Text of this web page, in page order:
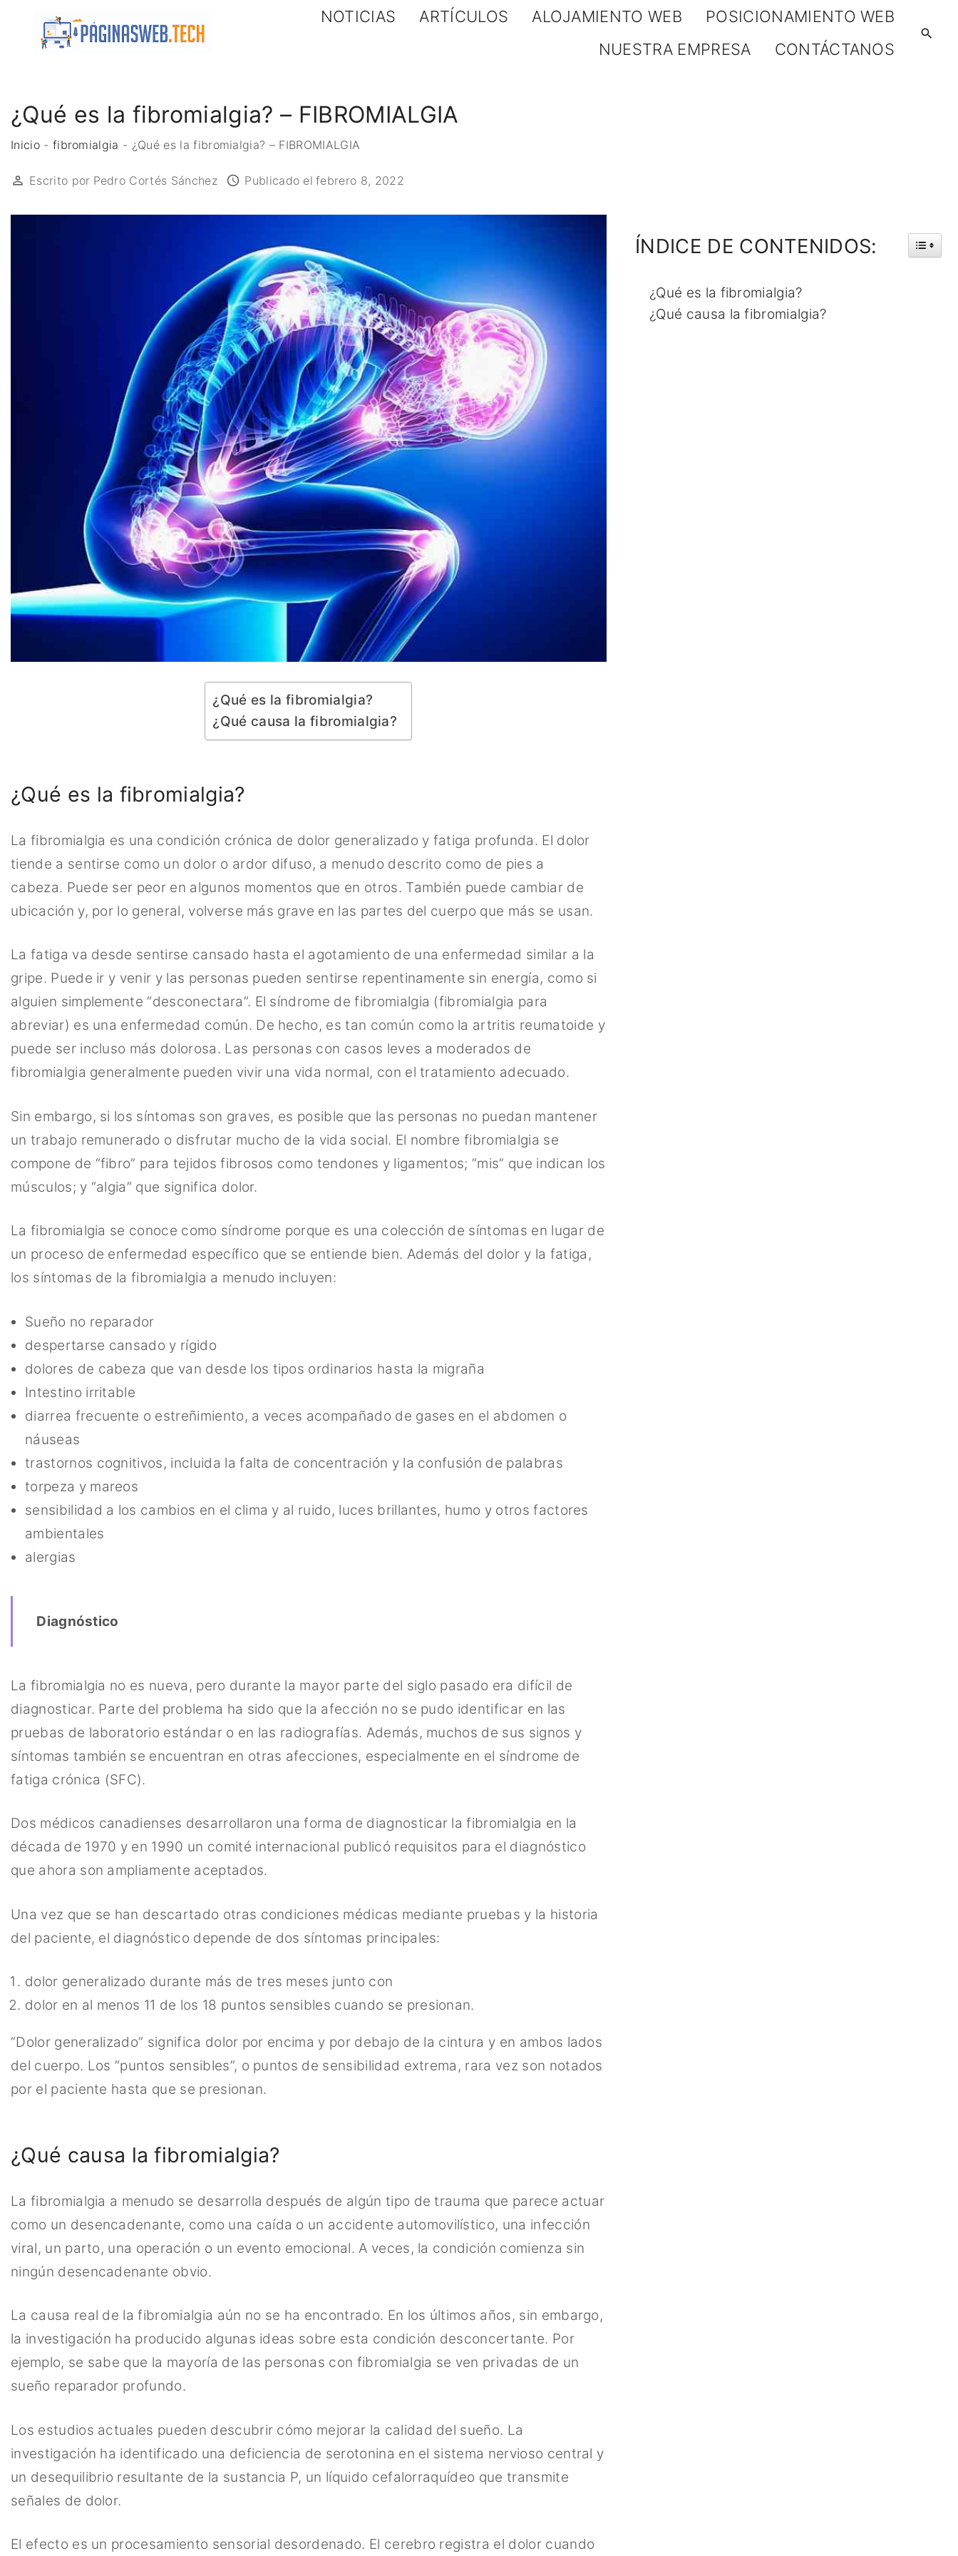
NOTICIAS ARTÍCULOS ALOJAMIENTO WEB
POSICIONAMIENTO WEB
NUESTRA EMPRESA
CONTÁCTANOS
¿Qué es la fibromialgia? – FIBROMIALGIA
Inicio- fibromialgia - ¿Qué es la fibromialgia? – FIBROMIALGIA
Escrito por Pedro Cortés Sánchez Publicado el febrero 8, 2022
¿Qué es la fibromialgia?
¿Qué causa la fibromialgia?
¿Qué es la fibromialgia?
La fibromialgia es una condición crónica de dolor generalizado y fatiga profunda. El dolor
tiende a sentirse como un dolor o ardor difuso, a menudo descrito como de pies a
cabeza. Puede ser peor en algunos momentos que en otros. También puede cambiar de
ubicación y, por lo general, volverse más grave en las partes del cuerpo que más se usan.
La fatiga va desde sentirse cansado hasta el agotamiento de una enfermedad similar a la
gripe. Puede ir y venir y las personas pueden sentirse repentinamente sin energía, como si
alguien simplemente “desconectara”. El síndrome de fibromialgia (fibromialgia para
abreviar) es una enfermedad común. De hecho, es tan común como la artritis reumatoide y
puede ser incluso más dolorosa. Las personas con casos leves a moderados de
fibromialgia generalmente pueden vivir una vida normal, con el tratamiento adecuado.
Sin embargo, si los síntomas son graves, es posible que las personas no puedan mantener
un trabajo remunerado o disfrutar mucho de la vida social. El nombre fibromialgia se
compone de “fibro” para tejidos fibrosos como tendones y ligamentos; “mis” que indican los
músculos; y “algia” que significa dolor.
La fibromialgia se conoce como síndrome porque es una colección de síntomas en lugar de
un proceso de enfermedad específico que se entiende bien. Además del dolor y la fatiga,
los síntomas de la fibromialgia a menudo incluyen:
Sueño no reparador
despertarse cansado y rígido
dolores de cabeza que van desde los tipos ordinarios hasta la migraña
Intestino irritable
diarrea frecuente o estreñimiento, a veces acompañado de gases en el abdomen o
náuseas
trastornos cognitivos, incluida la falta de concentración y la confusión de palabras
torpeza y mareos
sensibilidad a los cambios en el clima y al ruido, luces brillantes, humo y otros factores
ambientales
alergias
Diagnóstico
La fibromialgia no es nueva, pero durante la mayor parte del siglo pasado era difícil de
diagnosticar. Parte del problema ha sido que la afección no se pudo identificar en las
pruebas de laboratorio estándar o en las radiografías. Además, muchos de sus signos y
síntomas también se encuentran en otras afecciones, especialmente en el síndrome de
fatiga crónica (SFC).
Dos médicos canadienses desarrollaron una forma de diagnosticar la fibromialgia en la
década de 1970 y en 1990 un comité internacional publicó requisitos para el diagnóstico
que ahora son ampliamente aceptados.
Una vez que se han descartado otras condiciones médicas mediante pruebas y la historia
del paciente, el diagnóstico depende de dos síntomas principales:
dolor generalizado durante más de tres meses junto con
dolor en al menos 11 de los 18 puntos sensibles cuando se presionan.
“Dolor generalizado” significa dolor por encima y por debajo de la cintura y en ambos lados
del cuerpo. Los “puntos sensibles”, o puntos de sensibilidad extrema, rara vez son notados
por el paciente hasta que se presionan.
¿Qué causa la fibromialgia?
La fibromialgia a menudo se desarrolla después de algún tipo de trauma que parece actuar
como un desencadenante, como una caída o un accidente automovilístico, una infección
viral, un parto, una operación o un evento emocional. A veces, la condición comienza sin
ningún desencadenante obvio.
La causa real de la fibromialgia aún no se ha encontrado. En los últimos años, sin embargo,
la investigación ha producido algunas ideas sobre esta condición desconcertante. Por
ejemplo, se sabe que la mayoría de las personas con fibromialgia se ven privadas de un
sueño reparador profundo.
Los estudios actuales pueden descubrir cómo mejorar la calidad del sueño. La
investigación ha identificado una deficiencia de serotonina en el sistema nervioso central y
un desequilibrio resultante de la sustancia P, un líquido cefalorraquídeo que transmite
señales de dolor.
El efecto es un procesamiento sensorial desordenado. El cerebro registra el dolor cuando
ÍNDICE DE CONTENIDOS:
¿Qué es la fibromialgia?
¿Qué causa la fibromialgia?